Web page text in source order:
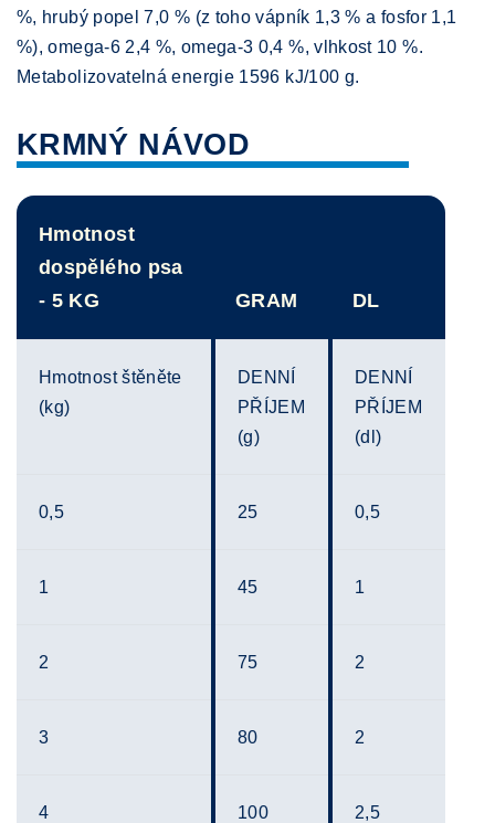
%, hrubý popel 7,0 % (z toho vápník 1,3 % a fosfor 1,1
%), omega-6 2,4 %, omega-3 0,4 %, vlhkost 10 %.
Metabolizovatelná energie 1596 kJ/100 g.
KRMNÝ NÁVOD
Hmotnost
dospělého psa
- 5 KG
GRAM DL
Hmotnost štěněte
(kg)
DENNÍ
PŘÍJEM
(g)
DENNÍ
PŘÍJEM
(dl)
0,5 25 0,5
1 45 1
2 75 2
3 80 2
4 100 2,5